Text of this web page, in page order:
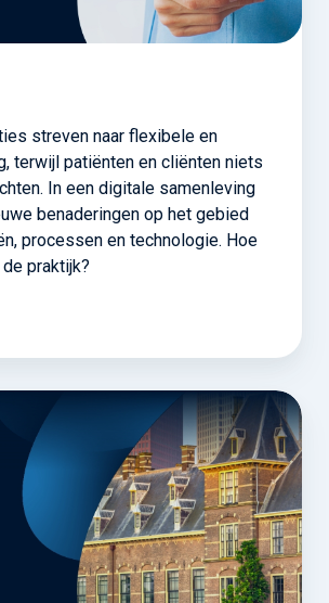
streven naar flexibele en
terwijl patiënten en cliënten niets
In een digitale samenleving
benaderingen op het gebied
processen en technologie. Hoe
praktijk?